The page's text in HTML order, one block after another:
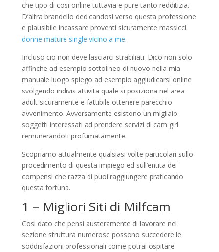
che tipo di cosi online tuttavia e pure tanto redditizia.
D’altra brandello dedicandosi verso questa professione
e plausibile incassare proventi sicuramente massicci
donne mature single vicino a me.
Incluso cio non deve lasciarci strabiliati. Dico non solo
affinche ad esempio sottolineo di nuovo nella mia
manuale luogo spiego ad esempio aggiudicarsi online
svolgendo indivis attivita quale si posiziona nel area
adult sicuramente e fattibile ottenere parecchio
avvenimento. Avversamente esistono un migliaio
soggetti interessati ad prendere servizi di cam girl
remunerandoti profumatamente.
Scopriamo attualmente qualsiasi volte particolari sullo
procedimento di questa impiego ed sull’entita dei
compensi che razza di puoi raggiungere praticando
questa fortuna.
1 – Migliori Siti di Milfcam
Cosi dato che pensi austeramente di lavorare nel
sezione struttura numerose possono succedere le
soddisfazioni professionali come potrai ospitare